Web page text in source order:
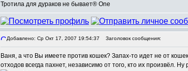
Тротила для дураков не бывает® One
Добавлено: Ср Окт 17, 2007 19:54:37 Заголовок сообщения:
Ваня, а что Вы имеете против кошек? Запах-то идет не от
отходов всегда пахнет, независимо от того, кто их произвёл.